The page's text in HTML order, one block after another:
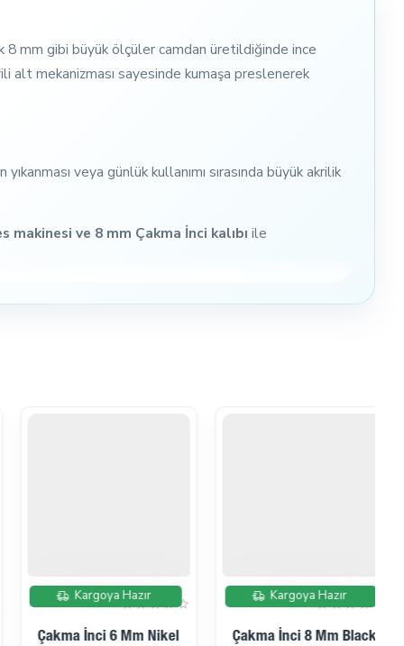
8 mm gibi büyük ölçüler camdan üretildiğinde ince
alt mekanizması sayesinde kumaşa preslenerek
veya günlük kullanımı sırasında büyük akrilik
makinesi ve 8 mm Çakma İnci kalıbı ile
İndirimde
Kargoya Hazır
Çakma İnci 8 Mm Black
İndirimde
Kargoya Hazır
Çakma İnci 8 Mm Krem